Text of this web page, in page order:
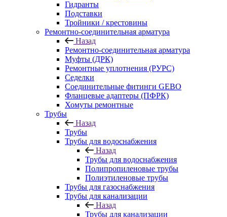
Гидранты
Подставки
Тройники / крестовины
Ремонтно-соединительная арматура
Назад
Ремонтно-соединительная арматура
Муфты (ДРК)
Ремонтные уплотнения (РУРС)
Седелки
Соединительные фитинги GEBO
Фланцевые адаптеры (ПФРК)
Хомуты ремонтные
Трубы
Назад
Трубы
Трубы для водоснабжения
Назад
Трубы для водоснабжения
Полипропиленовые трубы
Полиэтиленовые трубы
Трубы для газоснабжения
Трубы для канализации
Назад
Трубы для канализации